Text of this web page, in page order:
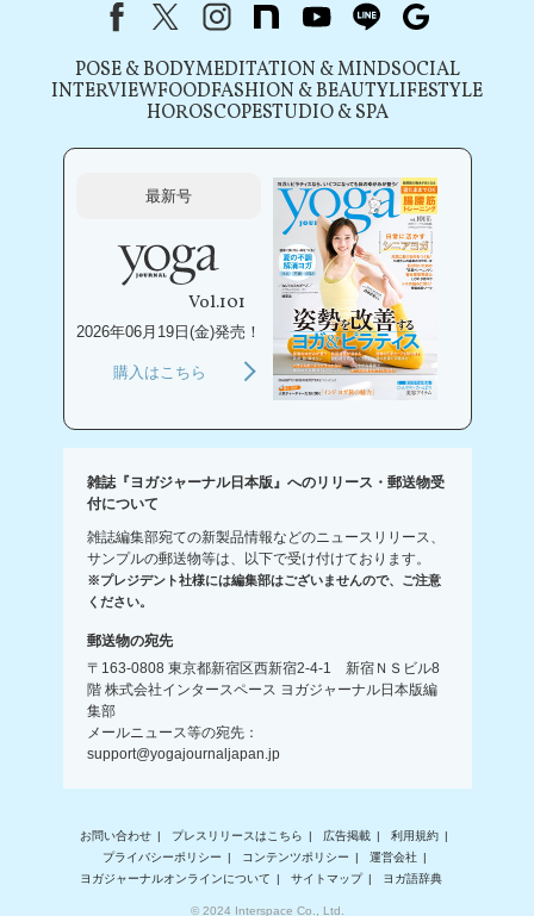
FacebookX（旧Twitter）
instagram
note youtubeline
POSE & BODYMEDITATION & MINDSOCIAL
INTERVIEWFOODFASHION & BEAUTYLIFESTYLE
HOROSCOPESTUDIO & SPA
最新号
Vol.101
2026年06月19日(金)発売！
購入はこちら
雑誌『ヨガジャーナル日本版』へのリリース・郵送物受
付について
雑誌編集部宛ての新製品情報などのニュースリリース、
サンプルの郵送物等は、以下で受け付けております。
※プレジデント社様には編集部はございませんので、ご注意
ください。
郵送物の宛先
〒163-0808 東京都新宿区西新宿2-4-1 新宿ＮＳビル8
階 株式会社インタースペース ヨガジャーナル日本版編
集部
メールニュース等の宛先：
support@yogajournaljapan.jp
お問い合わせ プレスリリースはこちら 広告掲載
利用規約
プライバシーポリシー
コンテンツポリシー
運営会社
ヨガジャーナルオンラインについて
サイトマップ ヨガ語辞典
© 2024 Interspace Co., Ltd.